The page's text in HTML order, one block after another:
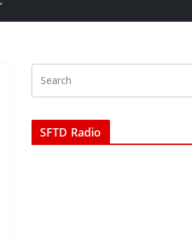
SFTD Radio